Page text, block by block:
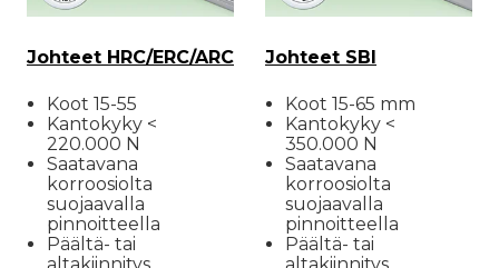
Johteet HRC/ERC/ARC
Koot 15-55
Kantokyky <
220.000 N
Saatavana
korroosiolta
suojaavalla
pinnoitteella
Päältä- tai
Johteet SBI
Koot 15-65 mm
Kantokyky <
350.000 N
Saatavana
korroosiolta
suojaavalla
pinnoitteella
Päältä- tai